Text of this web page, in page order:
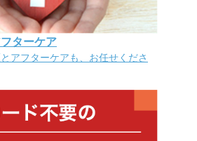
ターケア
アフターケアも、お任せくださ